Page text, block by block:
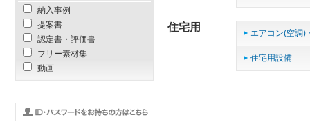
住宅用 エアコン(空調)
住宅用設備
納入事例
提案書
認定書・評価書
フリー素材集
動画